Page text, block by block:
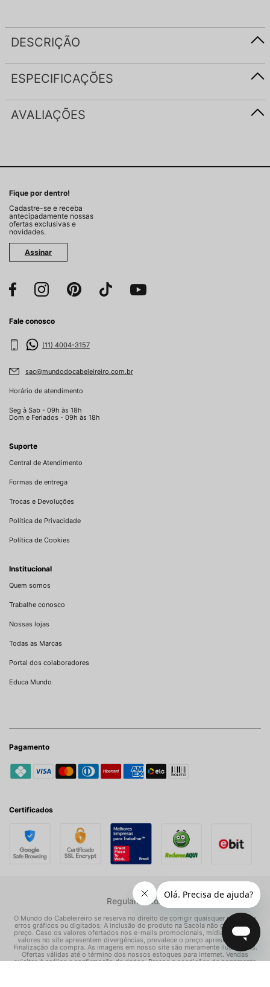
DESCRIÇÃO
ESPECIFICAÇÕES
AVALIAÇÕES
Fique por dentro!
Cadastre-se e receba
antecipadamente nossas
ofertas exclusivas e
novidades.
Assinar
Fale conosco
(11) 4004-3157
sac@mundodocabeleireiro.com.br
Horário de atendimento
Seg à Sab - 09h às 18h
Dom e Feriados - 09h às 18h
Suporte
Central de Atendimento
Formas de entrega
Trocas e Devoluções
Política de Privacidade
Política de Cookies
Institucional
Quem somos
Trabalhe conosco
Nossas lojas
Todas as Marcas
Portal dos colaboradores
Educa Mundo
Pagamento
Certificados
Regulamentos
O Mundo do Cabeleireiro se reserva no direito de corrigir quaisquer possíveis
erros gráficos ou digitados; A inclusão do produto na Sacola não garante seu
preço. Caso os valores ofertados nos e-mails promocionais, mídias sociais e
valores no site apresentem divergências, prevalece o preço apresentado na
Finalização da compra. As imagens em nosso site são meramente ilustrativas.
Ofertas válidas até o término dos nossos estoques para internet. Vendas
sujeitas à análise e confirmação de dados. Preços e condições de pagamento